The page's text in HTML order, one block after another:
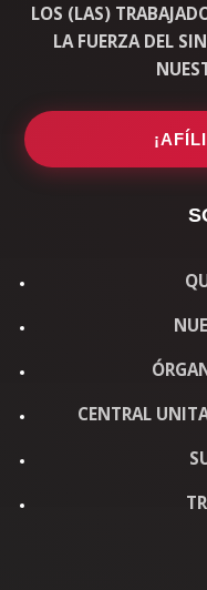
LOS (LAS)
LA FUERZA DEL
CENTRAL